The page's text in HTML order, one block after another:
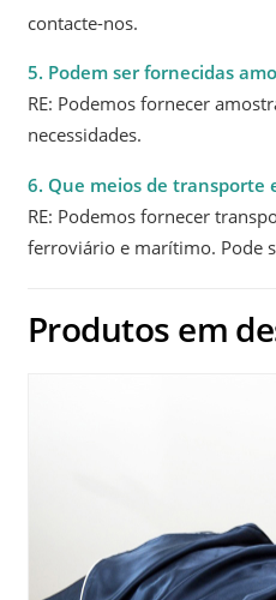
contacte-nos.
5. Podem ser fornecidas
RE: Podemos fornecer
necessidades.
6. Que meios de transporte
RE: Podemos fornecer
ferroviário e marítimo. Pode
Produtos em